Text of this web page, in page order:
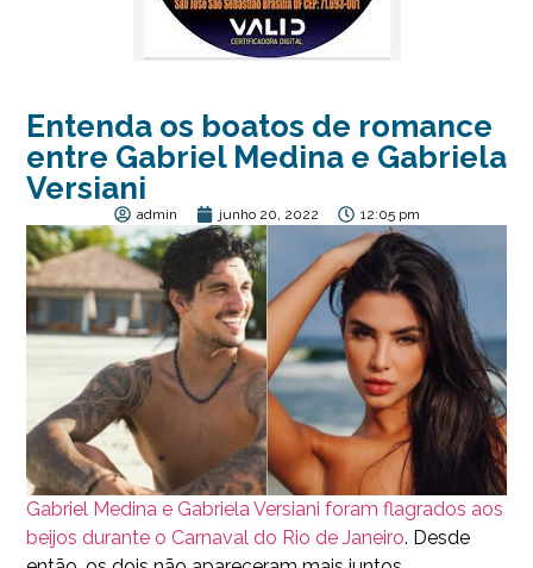
Entenda os boatos de romance
entre Gabriel Medina e Gabriela
Versiani
admin junho 20, 2022 12:05 pm
Gabriel Medina e Gabriela Versiani foram flagrados aos
beijos durante o Carnaval do Rio de Janeiro. Desde